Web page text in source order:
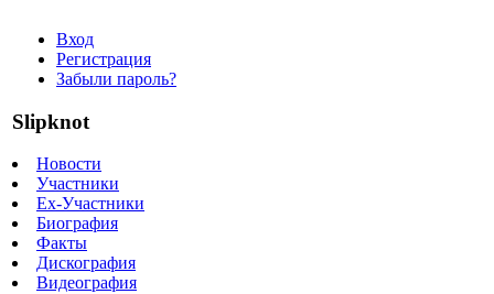
Вход
Регистрация
Забыли пароль?
Slipknot
Новости
Участники
Ex-Участники
Биография
Факты
Дискография
Видеография